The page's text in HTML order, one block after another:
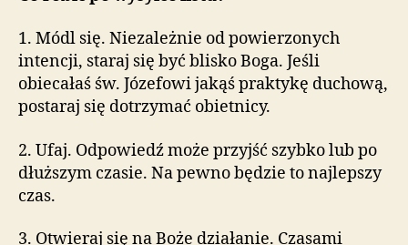
1. Módl się. Niezależnie od powierzonych
intencji, staraj się być blisko Boga. Jeśli
obiecałaś św. Józefowi jakąś praktykę duchową,
postaraj się dotrzymać obietnicy.
2. Ufaj. Odpowiedź może przyjść szybko lub po
dłuższym czasie. Na pewno będzie to najlepszy
czas.
3. Otwieraj się na Boże działanie. Czasami